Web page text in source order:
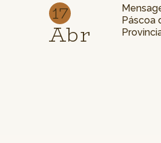
17
Abr
Páscoa